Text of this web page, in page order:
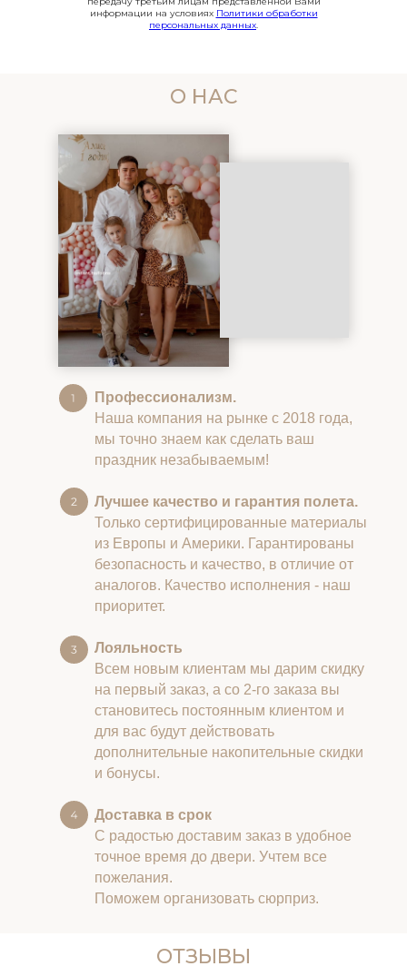
информации на условиях Политики обработки
персональных данных.
О НАС
Профессионализм.
Наша компания на рынке с 2018 года,
мы точно знаем как сделать ваш
праздник незабываемым!
Лучшее качество и гарантия полета.
Только сертифицированные материалы
из Европы и Америки. Гарантированы
безопасность и качество, в отличие от
аналогов. Качество исполнения - наш
приоритет.
Лояльность
Всем новым клиентам мы дарим скидку
на первый заказ, а со 2-го заказа вы
становитесь постоянным клиентом и
для вас будут действовать
дополнительные накопительные скидки
и бонусы.
Доставка в срок
С радостью доставим заказ в удобное
точное время до двери. Учтем все
пожелания.
Поможем организовать сюрприз.
ОТЗЫВЫ